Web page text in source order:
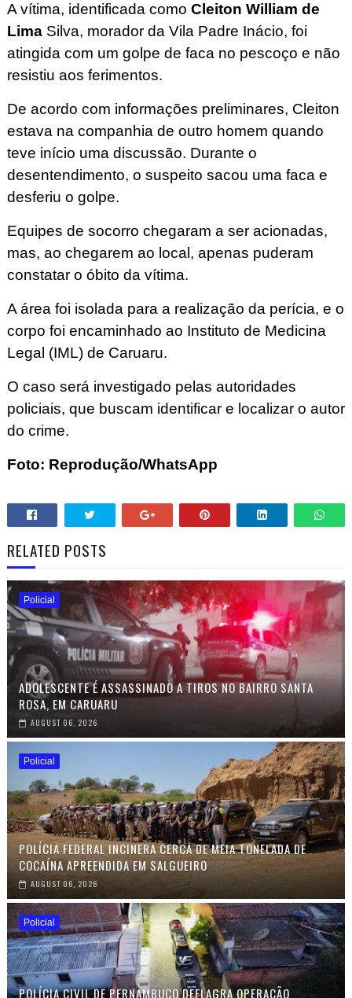
A vítima, identificada como Cleiton William de
LimaSilva, morador da Vila Padre Inácio, foi
atingida com um golpe de faca no pescoço e não
resistiu aos ferimentos.
De acordo com informações preliminares, Cleiton
estava na companhia de outro homem quando
teve início uma discussão. Durante o
desentendimento, o suspeito sacou uma faca e
desferiu o golpe.
Equipes de socorro chegaram a ser acionadas,
mas, ao chegarem ao local, apenas puderam
constatar o óbito da vítima.
A área foi isolada para a realização da perícia, e o
corpo foi encaminhado ao Instituto de Medicina
Legal (IML) de Caruaru.
O caso será investigado pelas autoridades
policiais, que buscam identificar e localizar o autor
do crime.
Foto: Reprodução/WhatsApp
RELATED POSTS
Policial
ADOLESCENTE É ASSASSINADO A TIROS NO BAIRRO SANTA
ROSA, EM CARUARU
AUGUST 06, 2026
Policial
POLÍCIA FEDERAL INCINERA CERCA DE MEIA TONELADA DE
COCAÍNA APREENDIDA EM SALGUEIRO
AUGUST 06, 2026
Policial
POLÍCIA CIVIL DE PERNAMBUCO DEFLAGRA OPERAÇÃO